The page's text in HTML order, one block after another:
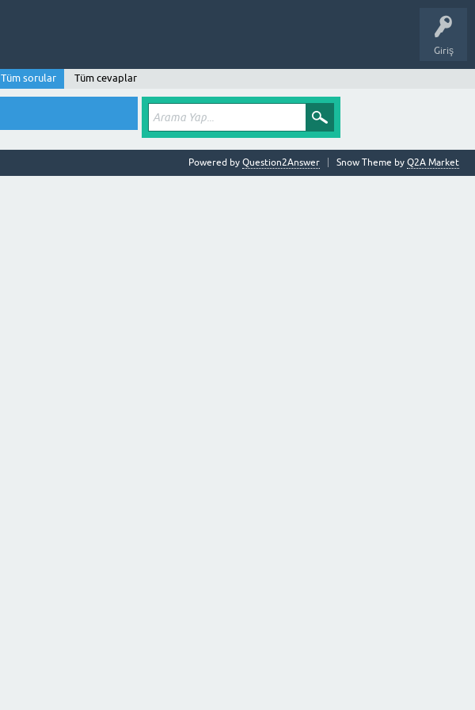
Giriş
Tüm sorular Tüm cevaplar
Snow Theme by Q2A Market
Powered by Question2Answer